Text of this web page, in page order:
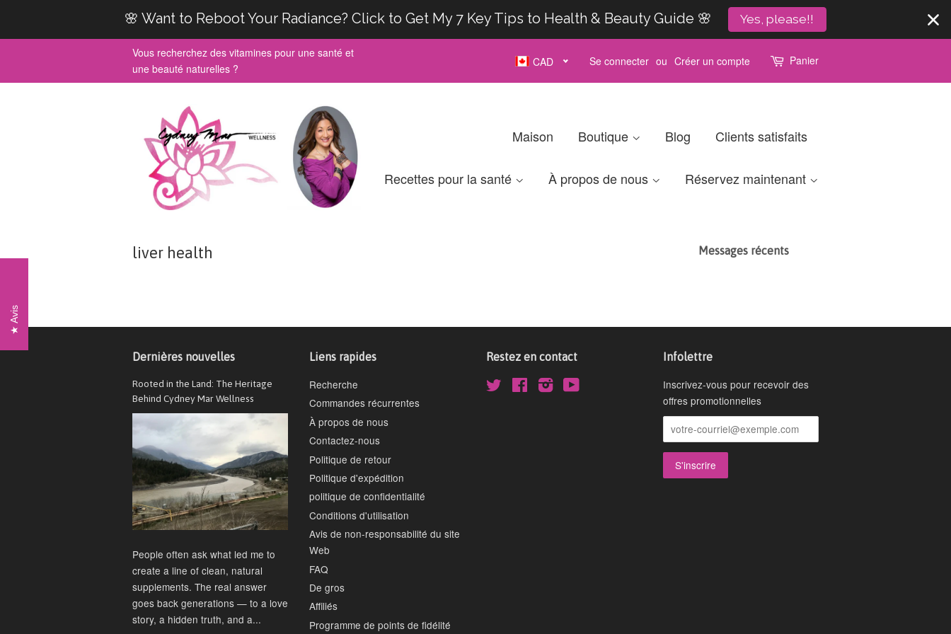
🌸 Want to Reboot Your Radiance? Click to Get My 7 Key Tips to Health & Beauty Guide 🌸 Yes, please!!
Vous recherchez des vitamines pour une santé et
une beauté naturelles ?
CAD Se connecter ou Créer un compte Panier
Maison Boutique Blog Clients satisfaits
Recettes pour la santé À propos de nous Réservez maintenant
liver health Messages récents
Dernières nouvelles
Rooted in the Land: The Heritage
Behind Cydney Mar Wellness
People often ask what led me to
create a line of clean, natural
supplements. The real answer
goes back generations — to a love
story, a hidden truth, and a...
Liens rapides
Recherche
Commandes récurrentes
À propos de nous
Contactez-nous
Politique de retour
Politique d'expédition
politique de confidentialité
Conditions d'utilisation
Avis de non-responsabilité du site
Web
FAQ
De gros
Affiliés
Programme de points de fidélité
Restez en contact
Twitter FacebookInstagram
Infolettre
Inscrivez-vous pour recevoir des
offres promotionnelles
Avis